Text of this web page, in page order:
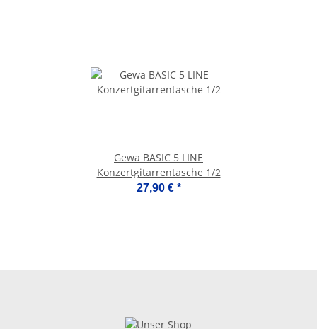
Gewa BASIC 5 LINE
Konzertgitarrentasche 1/2
27,90 € *